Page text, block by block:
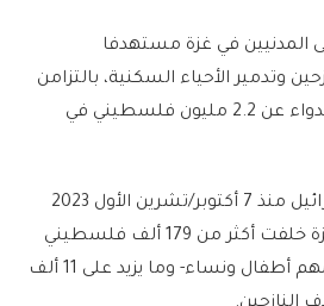
المدنيين في غزة مستهدفا
وتدمير الأحياء السكنية، بالتزامن
مع منع الغذاء والماء والدواء عن 2.2 مليون فلسطيني في
وبدعم أميركي ترتكب إسرائيل منذ 7 أكتوبر/تشرين الأول 2023
إبادة جماعية في قطاع غزة خلفت أكثر من 179 ألف فلسطيني
بين شهيد وجريح -معظمهم أطفال ونساء- وما يزيد على 11 ألف